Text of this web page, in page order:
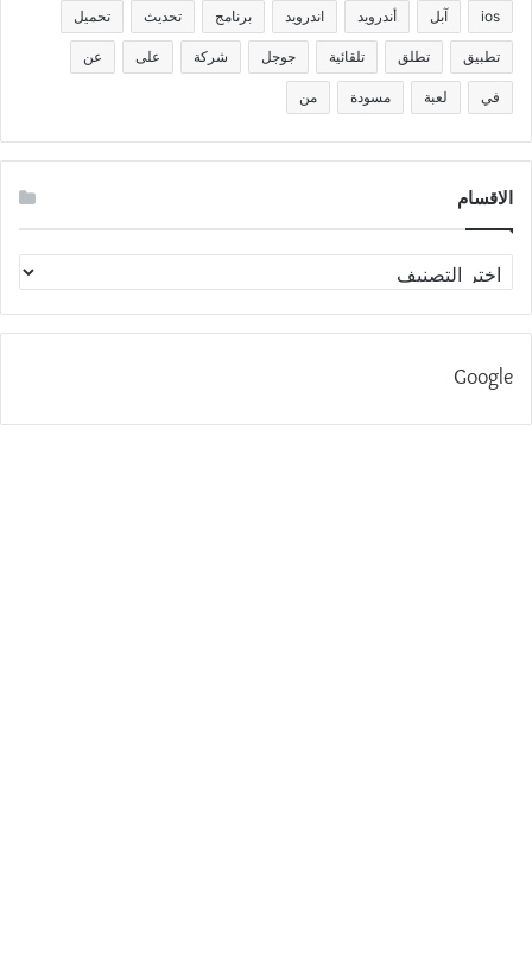
ios آبل أندرويد اندرويد برنامج تحديث تحميل
تطبيق تطلق تلقائية جوجل شركة على عن
في لعبة مسودة من
الاقسام
الاقسام
Google